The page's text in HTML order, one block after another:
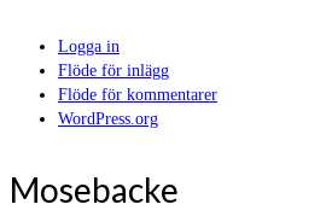
Logga in
Flöde för inlägg
Flöde för kommentarer
WordPress.org
Mosebacke